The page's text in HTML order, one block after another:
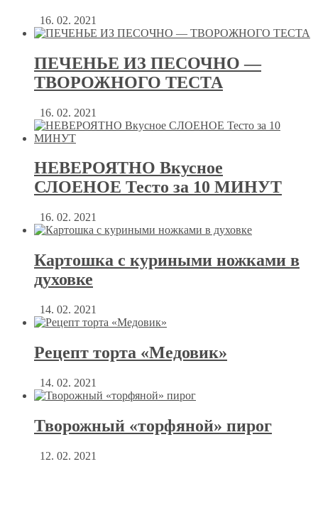
16. 02. 2021
ПЕЧЕНЬЕ ИЗ ПЕСОЧНО —
ТВОРОЖНОГО ТЕСТА
16. 02. 2021
НЕВЕРОЯТНО Вкусное
СЛОЕНОЕ Тесто за 10 МИНУТ
16. 02. 2021
Картошка с куриными ножками в
духовке
14. 02. 2021
Рецепт торта «Медовик»
14. 02. 2021
Творожный «торфяной» пирог
12. 02. 2021